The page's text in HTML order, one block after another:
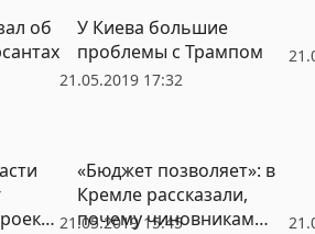
21.05.2019 17:32
об
У Киева большие
проблемы с Трампом
21.05.2019 15:45
«Бюджет позволяет»: в
Кремле рассказали,
почему чиновникам